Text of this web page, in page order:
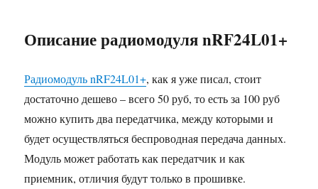
Описание радиомодуля nRF24L01+
Радиомодуль nRF24L01+, как я уже писал, стоит
достаточно дешево – всего 50 руб, то есть за 100 руб
можно купить два передатчика, между которыми и
будет осуществляться беспроводная передача данных.
Модуль может работать как передатчик и как
приемник, отличия будут только в прошивке.